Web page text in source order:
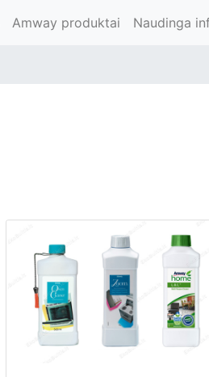
Amway produktai Naudinga